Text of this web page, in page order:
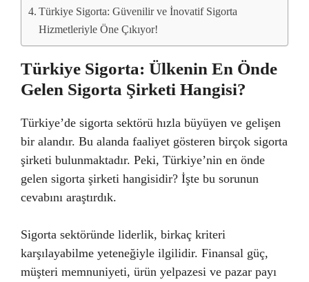
Türkiye Sigorta: Güvenilir ve İnovatif Sigorta
Hizmetleriyle Öne Çıkıyor!
Türkiye Sigorta: Ülkenin En Önde
Gelen Sigorta Şirketi Hangisi?
Türkiye’de sigorta sektörü hızla büyüyen ve gelişen
bir alandır. Bu alanda faaliyet gösteren birçok sigorta
şirketi bulunmaktadır. Peki, Türkiye’nin en önde
gelen sigorta şirketi hangisidir? İşte bu sorunun
cevabını araştırdık.
Sigorta sektöründe liderlik, birkaç kriteri
karşılayabilme yeteneğiyle ilgilidir. Finansal güç,
müşteri memnuniyeti, ürün yelpazesi ve pazar payı